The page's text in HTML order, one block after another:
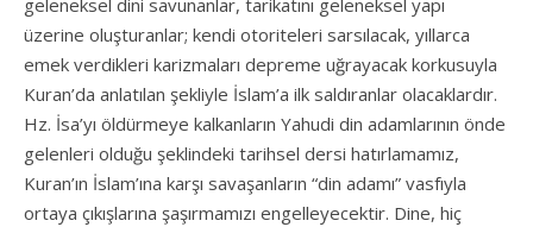
geleneksel dini savunanlar, tarikatını geleneksel yapı
üzerine oluşturanlar; kendi otoriteleri sarsılacak, yıllarca
emek verdikleri karizmaları depreme uğrayacak korkusuyla
Kuran’da anlatılan şekliyle İslam’a ilk saldıranlar olacaklardır.
Hz. İsa’yı öldürmeye kalkanların Yahudi din adamlarının önde
gelenleri olduğu şeklindeki tarihsel dersi hatırlamamız,
Kuran’ın İslam’ına karşı savaşanların “din adamı” vasfıyla
ortaya çıkışlarına şaşırmamızı engelleyecektir. Dine, hiç